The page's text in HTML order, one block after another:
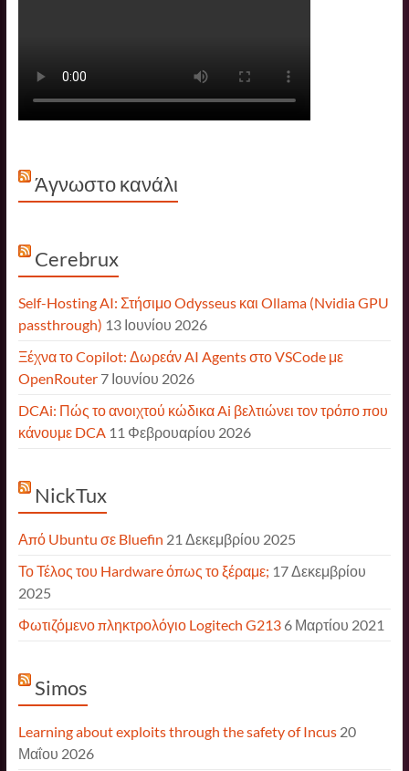
Άγνωστο κανάλι
Cerebrux
Self-Hosting AI: Στήσιμο Odysseus και Ollama (Nvidia GPU
passthrough) 13 Ιουνίου 2026
Ξέχνα το Copilot: Δωρεάν AI Agents στο VSCode με
OpenRouter 7 Ιουνίου 2026
DCAi: Πώς το ανοιχτού κώδικα Ai βελτιώνει τον τρόπο που
κάνουμε DCA 11 Φεβρουαρίου 2026
NickTux
Από Ubuntu σε Bluefin 21 Δεκεμβρίου 2025
Το Τέλος του Hardware όπως το ξέραμε; 17 Δεκεμβρίου
2025
Φωτιζόμενο πληκτρολόγιο Logitech G213 6 Μαρτίου 2021
Simos
Learning about exploits through the safety of Incus 20
Μαΐου 2026